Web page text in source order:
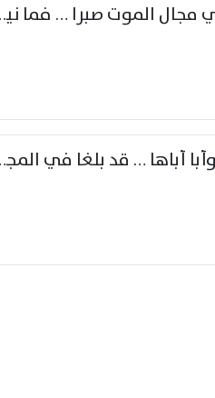
فصبرا في مجال
إنّ أباها